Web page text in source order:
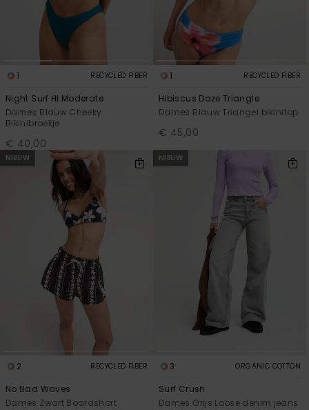
1 RECYCLED FIBER
Night Surf Hl Moderate
Dames Blauw Cheeky
Bikinibroekje
€ 40,00
1 RECYCLED FIBER
Hibiscus Daze Triangle
Dames Blauw Triangel bikinitop
€ 45,00
NIEUW
2 RECYCLED FIBER
No Bad Waves
Dames Zwart Boardshort
NIEUW
3 ORGANIC COTTON
Surf Crush
Dames Grijs Loose denim jeans